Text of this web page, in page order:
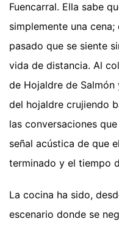
Fuencarral. Ella sabe
simplemente una
pasado que se siente
vida de distancia. Al
de Hojaldre de Salmón
del hojaldre crujiendo
las conversaciones
señal acústica de que
terminado y el tiempo
La cocina ha sido,
escenario donde se